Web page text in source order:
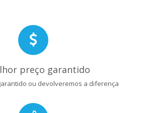
preço garantido
ou devolveremos a diferença